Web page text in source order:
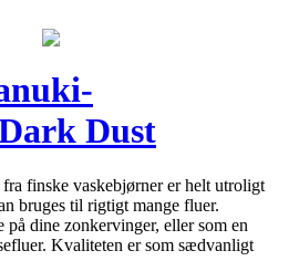
Dust
finske vaskebjørner er helt utroligt
bruges til rigtigt mange fluer.
på dine zonkervinger, eller som en
Kvaliteten er som sædvanligt